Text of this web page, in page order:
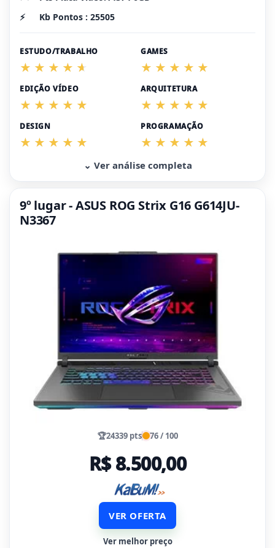
⚡
Kb Pontos : 25505
ESTUDO/TRABALHO GAMES
EDIÇÃO VÍDEO ARQUITETURA
DESIGN PROGRAMAÇÃO
⌄ Ver análise completa
9º lugar - ASUS ROG Strix G16 G614JU-
N3367
🏆24339 pts 76 / 100
R$ 8.500,00
VER OFERTA
Ver melhor preço